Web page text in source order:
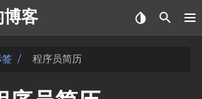
博客
签 程序员简历